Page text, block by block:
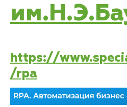
https://
/rpa